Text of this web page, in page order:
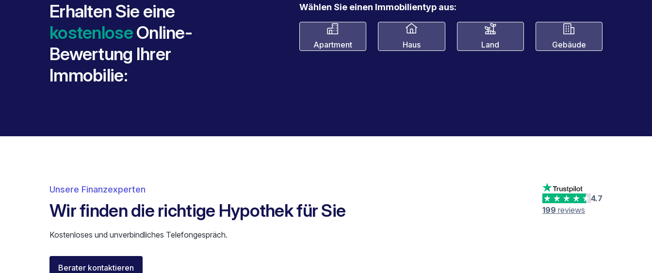
Erhalten Sie eine
kostenloseOnline-
Bewertung Ihrer
Immobilie:
Wählen Sie einen Immobilientyp aus:
Apartment Haus Land Gebäude
Unsere Finanzexperten
Wir finden die richtige Hypothek für Sie
Kostenloses und unverbindliches Telefongespräch.
Berater kontaktieren
4.7
199 reviews
Elisa Longo